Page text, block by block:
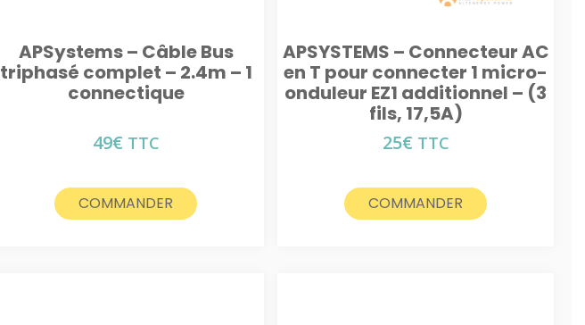
APSystems – Câble Bus
triphasé complet – 2.4m – 1
connectique
49€ TTC
COMMANDER
APSYSTEMS – Connecteur AC
en T pour connecter 1 micro-
onduleur EZ1 additionnel – (3
fils, 17,5A)
25€ TTC
COMMANDER